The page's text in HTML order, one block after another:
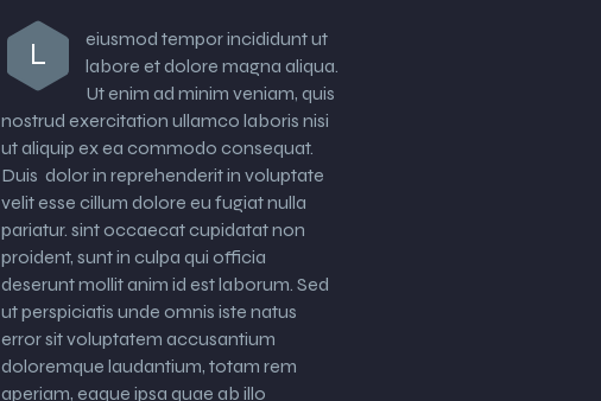
L
eiusmod tempor incididunt ut
labore et dolore magna aliqua.
Ut enim ad minim veniam, quis
nostrud exercitation ullamco laboris nisi
ut aliquip ex ea commodo consequat.
Duis dolor in reprehenderit in voluptate
velit esse cillum dolore eu fugiat nulla
pariatur. sint occaecat cupidatat non
proident, sunt in culpa qui officia
deserunt mollit anim id est laborum. Sed
ut perspiciatis unde omnis iste natus
error sit voluptatem accusantium
doloremque laudantium, totam rem
aperiam, eaque ipsa quae ab illo